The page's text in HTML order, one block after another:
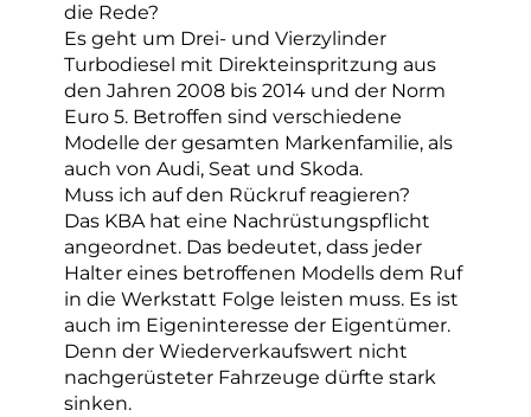
die Rede?
Es geht um Drei- und Vierzylinder
Turbodiesel mit Direkteinspritzung aus
den Jahren 2008 bis 2014 und der Norm
Euro 5. Betroffen sind verschiedene
Modelle der gesamten Markenfamilie, als
auch von Audi, Seat und Skoda.
Muss ich auf den Rückruf reagieren?
Das KBA hat eine Nachrüstungspflicht
angeordnet. Das bedeutet, dass jeder
Halter eines betroffenen Modells dem Ruf
in die Werkstatt Folge leisten muss. Es ist
auch im Eigeninteresse der Eigentümer.
Denn der Wiederverkaufswert nicht
nachgerüsteter Fahrzeuge dürfte stark
sinken.